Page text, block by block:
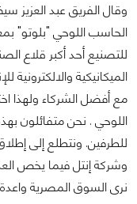
وقال الفريق عبد العزيز
الحاسب اللوحي "بلوتو"
للتصنيع أحد أكبر قلاع
الميكانيكية
مع أفضل الشركاء ولهذا
اللوحي . نحن متفائلون
للطرفين. ونتطلع إلى
وشركة إنتل فيما يخص
نرى السوق المصرية